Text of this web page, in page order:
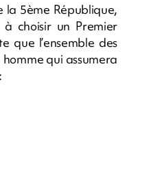
la 5ème République,
choisir un Premier
que l’ensemble des
homme qui assumera